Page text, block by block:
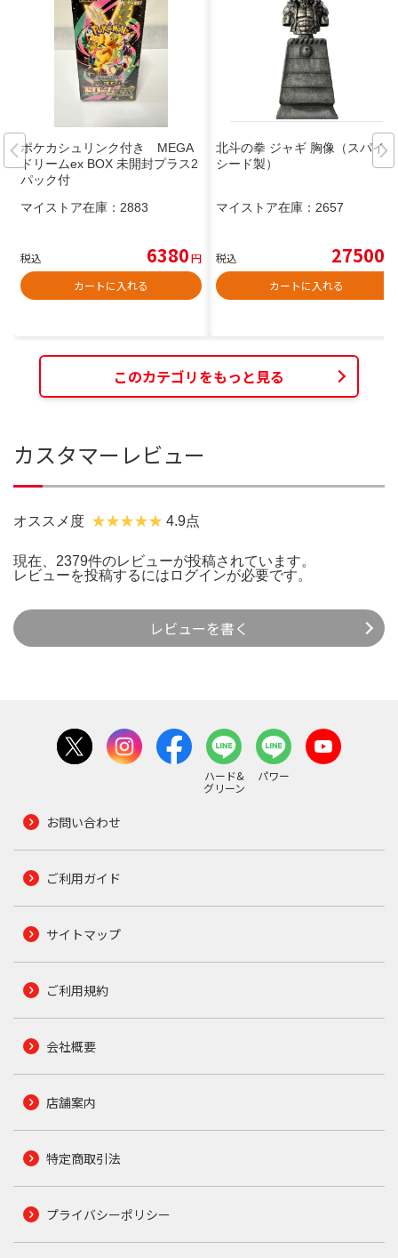
ポケカシュリンク付き MEGA
ドリームex BOX 未開封プラス2
パック付
マイストア在庫： 2883
税込 6380円
カートに入れる
北斗の拳 ジャギ 胸像（スパイス
シード製）
マイストア在庫： 2657
税込 27500
カートに入れる
このカテゴリをもっと見る
カスタマーレビュー
オススメ度 4.9点
現在、2379件のレビューが投稿されています。
レビューを投稿するには ログインが必要です。
レビューを書く
ハード&
グリーン
パワー
お問い合わせ
ご利用ガイド
サイトマップ
ご利用規約
会社概要
店舗案内
特定商取引法
プライバシーポリシー